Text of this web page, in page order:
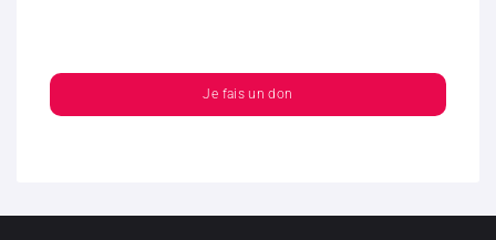
Je fais un don